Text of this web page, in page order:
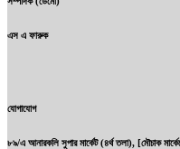
এস এ ফারুক
যোগাযোগ
৮৯/এ আনারকলি সুপার মার্কেট (৪র্থ তলা), [মৌচাক